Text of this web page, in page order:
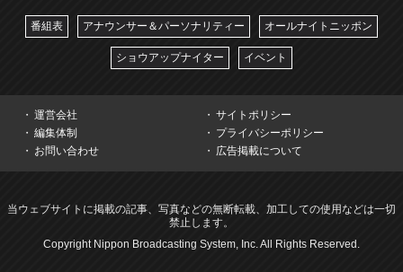
番組表 アナウンサー＆パーソナリティー オールナイトニッポン
ショウアップナイター イベント
運営会社
サイトポリシー
編集体制
プライバシーポリシー
お問い合わせ
広告掲載について
当ウェブサイトに掲載の記事、写真などの無断転載、加工しての使用などは一切
禁止します。
Copyright Nippon Broadcasting System, Inc. All Rights Reserved.